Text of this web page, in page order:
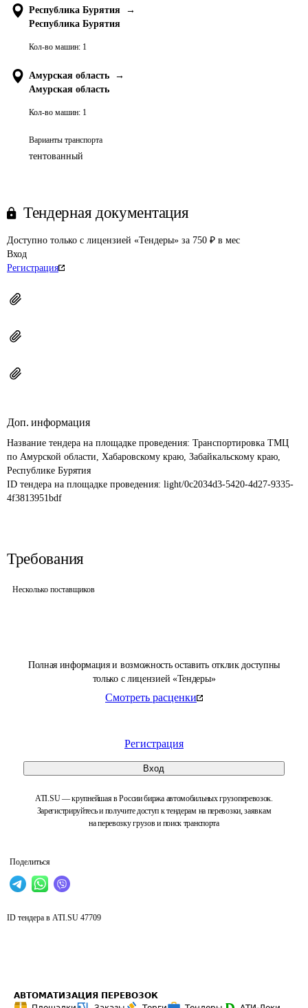
Полная информация и возможность оставить отклик доступны
только с лицензией «Тендеры»
Смотреть расценки
Регистрация
Вход
ATI.SU — крупнейшая в России биржа автомобильных грузоперевозок.
Зарегистрируйтесь и получите доступ к тендерам на перевозки, заявкам
на перевозку грузов и поиск транспорта
Поделиться
Республика Бурятия
→
Республика Бурятия
Кол-во машин: 1
Амурская область
→
Амурская область
Кол-во машин: 1
Варианты транспорта
тентованный
Тендерная документация
Доступно только с лицензией «Тендеры» за 750 ₽ в мес
Вход
Регистрация
Доп. информация
Название тендера на площадке проведения: Транспортировка ТМЦ
по Амурской области, Хабаровскому краю, Забайкальскому краю,
Республике Бурятия
ID тендера на площадке проведения: light/0c2034d3-5420-4d27-9335-
4f3813951bdf
Требования
Несколько поставщиков
ID тендера в ATI.SU 47709
АВТОМАТИЗАЦИЯ ПЕРЕВОЗОК